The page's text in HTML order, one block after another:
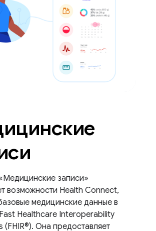
записи»
возможности Health Connect,
медицинские данные в
Healthcare Interoperability
(FHIR®). Она предоставляет